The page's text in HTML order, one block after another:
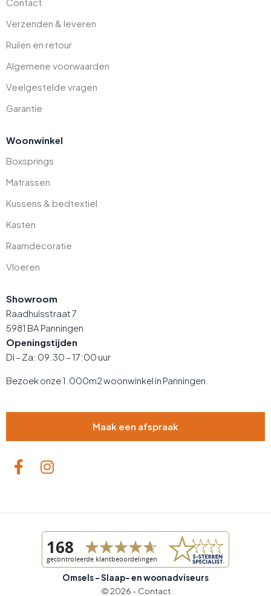
Verzenden & leveren
Ruilen en retour
Algemene voorwaarden
Veelgestelde vragen
Garantie
Woonwinkel
Boxsprings
Matrassen
Kussens & bedtextiel
Kasten
Raamdecoratie
Vloeren
Showroom
Raadhuisstraat 7
5981 BA Panningen
Openingstijden
Di – Za: 09.30 – 17:00 uur
Bezoek onze 1.000m2 woonwinkel in Panningen.
Maak een afspraak
Omsels - Slaap- en woonadviseurs
© 2026 - Contact